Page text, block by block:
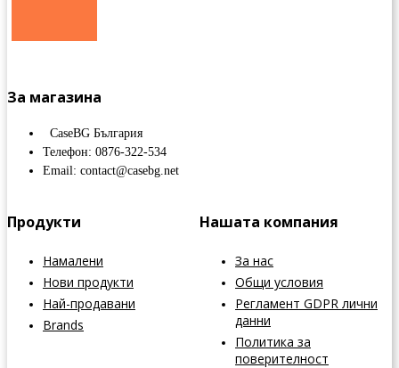
За магазина
CaseBG България
Телефон: 0876-322-534
Email: contact@casebg.net
Продукти
Намалени
Нови продукти
Най-продавани
Brands
Нашата компания
За нас
Общи условия
Регламент GDPR лични
данни
Политика за
поверителност